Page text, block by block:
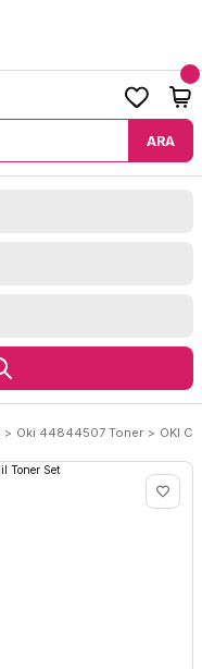
ARA
Oki 44844507 Toner OKI